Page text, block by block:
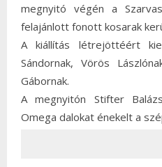
megnyitó végén a
felajánlott fonott kosarak
A kiállítás létrejöttéért
Sándornak, Vörös
Gábornak.
A megnyitón Stifter
Omega dalokat énekelt a